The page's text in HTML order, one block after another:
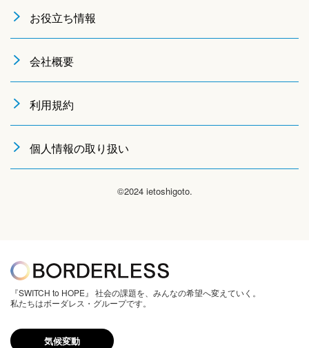
お役立ち情報
会社概要
利用規約
個人情報の取り扱い
©2024 ietoshigoto.
『SWITCH to HOPE』 社会の課題を、みんなの希望へ変えていく。
私たちはボーダレス・グループです。
気候変動